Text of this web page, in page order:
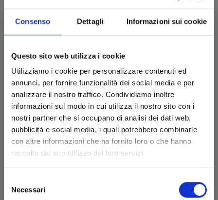
Consenso Dettagli Informazioni sui cookie
Questo sito web utilizza i cookie
Utilizziamo i cookie per personalizzare contenuti ed
annunci, per fornire funzionalità dei social media e per
analizzare il nostro traffico. Condividiamo inoltre
informazioni sul modo in cui utilizza il nostro sito con i
nostri partner che si occupano di analisi dei dati web,
pubblicità e social media, i quali potrebbero combinarle
con altre informazioni che ha fornito loro o che hanno
raccolto dal suo utilizzo dei loro servizi.
delNecessari
Condizioni generali
completando la registrazione indichi che hai letto
attentamente, capito e accettato tutti i termini e le
condizioni del presente accordo compresi diritti e
obblighi che l'utilizzo di questo servizio impone.
Vedi le condizioni generali
ACCETTO
Trattamento dei dati personali
di iscrizione ai servizi del sito www.starcomics.com